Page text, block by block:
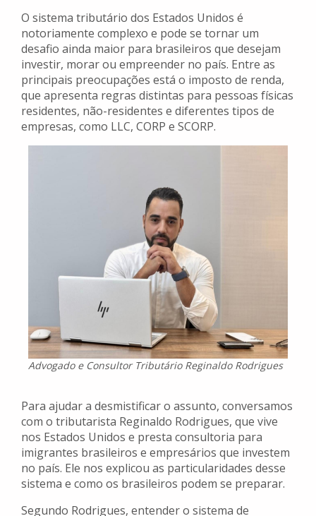
O sistema tributário dos Estados Unidos é
notoriamente complexo e pode se tornar um
desafio ainda maior para brasileiros que desejam
investir, morar ou empreender no país. Entre as
principais preocupações está o imposto de renda,
que apresenta regras distintas para pessoas físicas
residentes, não-residentes e diferentes tipos de
empresas, como LLC, CORP e SCORP.
Advogado e Consultor Tributário Reginaldo Rodrigues
Para ajudar a desmistificar o assunto, conversamos
com o tributarista Reginaldo Rodrigues, que vive
nos Estados Unidos e presta consultoria para
imigrantes brasileiros e empresários que investem
no país. Ele nos explicou as particularidades desse
sistema e como os brasileiros podem se preparar.
Segundo Rodrigues, entender o sistema de